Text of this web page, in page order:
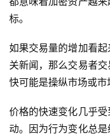
标。
如果交易量的增加看
关新闻，那么交易者
快可能是操纵市场或市
价格的快速变化几乎
动。因为行为变化总